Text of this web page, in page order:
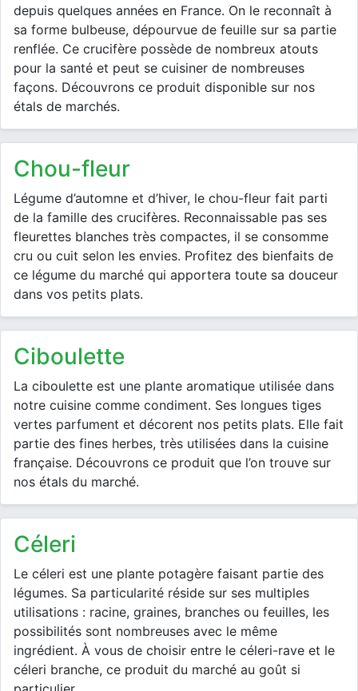
depuis quelques années en France. On le reconnaît à
sa forme bulbeuse, dépourvue de feuille sur sa partie
renflée. Ce crucifère possède de nombreux atouts
pour la santé et peut se cuisiner de nombreuses
façons. Découvrons ce produit disponible sur nos
étals de marchés.
chou-fleur
Légume d’automne et d’hiver, le chou-fleur fait parti
de la famille des crucifères. Reconnaissable pas ses
fleurettes blanches très compactes, il se consomme
cru ou cuit selon les envies. Profitez des bienfaits de
ce légume du marché qui apportera toute sa douceur
dans vos petits plats.
ciboulette
La ciboulette est une plante aromatique utilisée dans
notre cuisine comme condiment. Ses longues tiges
vertes parfument et décorent nos petits plats. Elle fait
partie des fines herbes, très utilisées dans la cuisine
française. Découvrons ce produit que l’on trouve sur
nos étals du marché.
céleri
Le céleri est une plante potagère faisant partie des
légumes. Sa particularité réside sur ses multiples
utilisations : racine, graines, branches ou feuilles, les
possibilités sont nombreuses avec le même
ingrédient. À vous de choisir entre le céleri-rave et le
céleri branche, ce produit du marché au goût si